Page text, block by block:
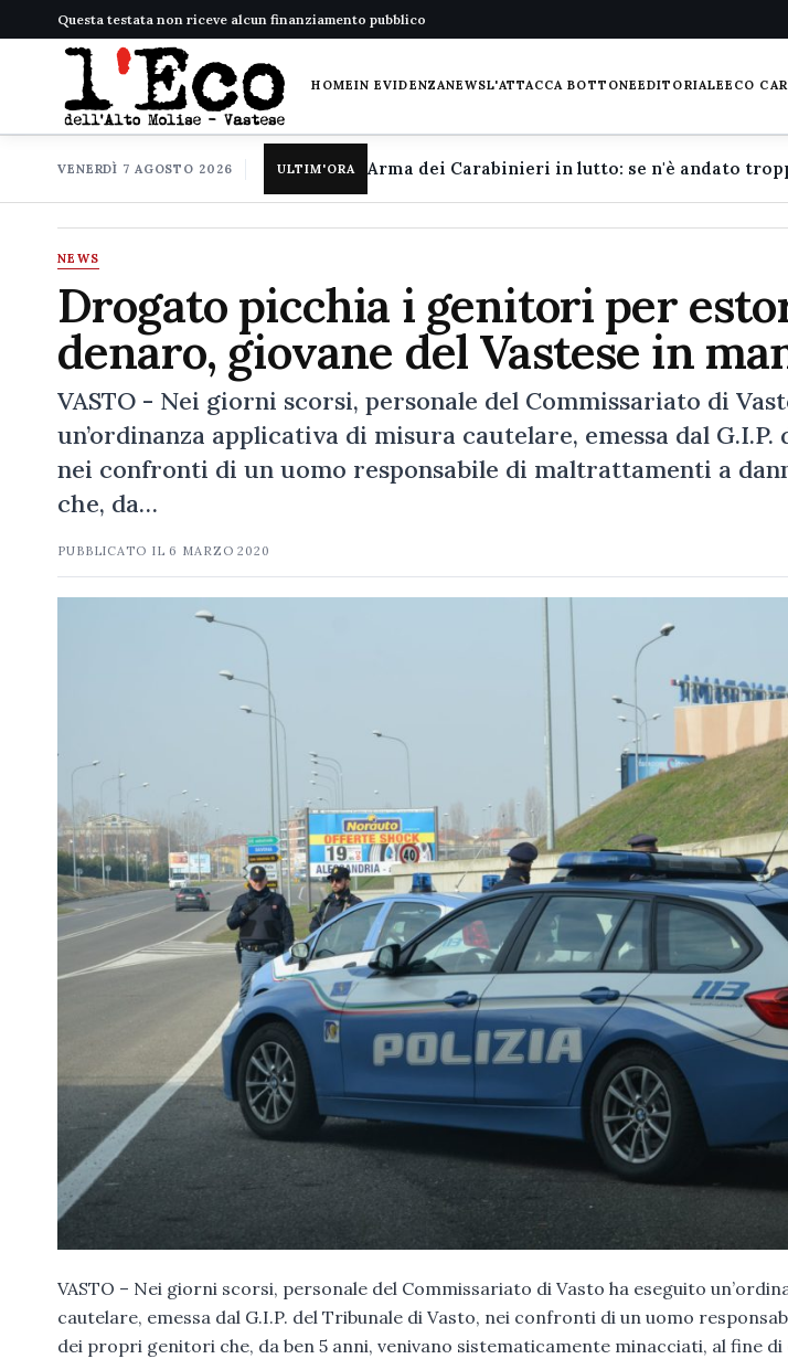
Questa testata non riceve alcun finanziamento pubblico
HOMEIN EVIDENZANEWSL'ATTACCA BOTTONEEDITORIALEECO
VENERDÌ 7 AGOSTO 2026 ULTIM'ORA
NEWS
Drogato picchia i genitori per
denaro, giovane del Vastese in
VASTO - Nei giorni scorsi, personale del Commissariato di
un’ordinanza applicativa di misura cautelare, emessa dal
nei confronti di un uomo responsabile di maltrattamenti a
che, da…
PUBBLICATO IL 6 MARZO 2020
VASTO – Nei giorni scorsi, personale del Commissariato di Vasto ha eseguito
cautelare, emessa dal G.I.P. del Tribunale di Vasto, nei confronti di un uomo
dei propri genitori che, da ben 5 anni, venivano sistematicamente minacciati, al fine